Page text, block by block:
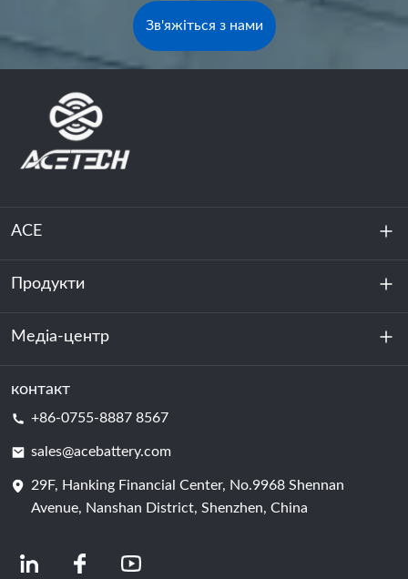
Зв'яжіться з нами
ACE
Про нас
Стійкість
Продукти
Зберігання енергії
Центр обробки даних та серверна кімната
Елемент батареї
Медіа-центр
Новини
контакт
+86-0755-8887 8567
sales@acebattery.com
29F, Hanking Financial Center, No.9968 Shennan
Avenue, Nanshan District, Shenzhen, China